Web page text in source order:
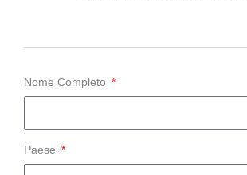
Nome Completo
Paese